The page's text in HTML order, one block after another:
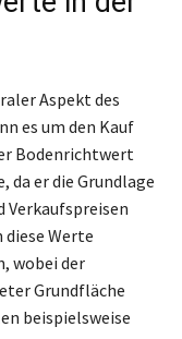
Aspekt des
es um den Kauf
Bodenrichtwert
da er die Grundlage
Verkaufspreisen
Werte
wobei der
Grundfläche
beispielsweise